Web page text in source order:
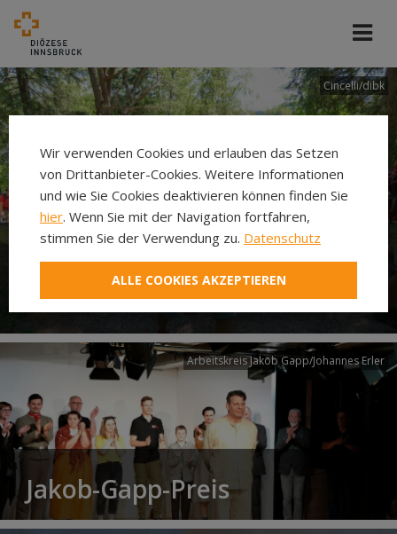
Cincelli/dibk
Neuer Pilgerweg Via
Laudato si’
Arbeitskreis Jakob Gapp/Johannes Erler
Jakob-Gapp-Preis
Wir verwenden Cookies und erlauben das Setzen
von Drittanbieter-Cookies. Weitere Informationen
und wie Sie Cookies deaktivieren können finden Sie
hier. Wenn Sie mit der Navigation fortfahren,
stimmen Sie der Verwendung zu. Datenschutz
ALLE COOKIES AKZEPTIEREN